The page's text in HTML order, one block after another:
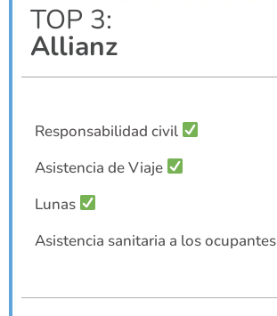
TOP 3:
Allianz
Responsabilidad civil
Asistencia de Viaje
Lunas
Asistencia sanitaria a los ocupantes